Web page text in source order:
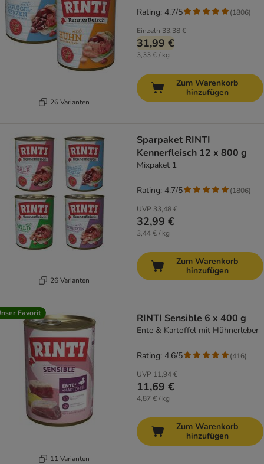
26 Varianten
Einzeln 33,38 €
31,99 €
3,33 € / kg
Rating: 4.7/5 (1806)
Zum Warenkorb
hinzufügen
26 Varianten
Sparpaket RINTI
Kennerfleisch 12 x 800 g
Mixpaket 1
UVP 33,48 €
32,99 €
3,44 € / kg
Rating: 4.7/5 (1806)
Zum Warenkorb
hinzufügen
Favorit
11 Varianten
RINTI Sensible 6 x 400 g
Ente & Kartoffel mit Hühnerleber
UVP 11,94 €
11,69 €
4,87 € / kg
Rating: 4.6/5 (416)
Zum Warenkorb
hinzufügen